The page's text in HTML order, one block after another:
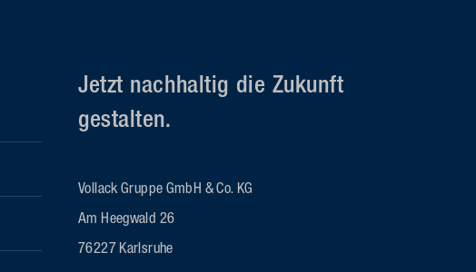
Jetzt nachhaltig die Zukunft
gestalten.
Vollack Gruppe GmbH & Co. KG
Am Heegwald 26
76227 Karlsruhe